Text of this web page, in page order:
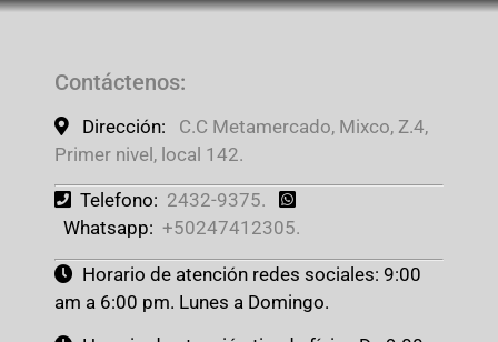
Contáctenos:
Dirección:
C.C Metamercado, Mixco, Z.4,
Primer nivel, local 142.
Telefono: 2432-9375.
Whatsapp: +50247412305.
Horario de atención redes sociales: 9:00
am a 6:00 pm. Lunes a Domingo.